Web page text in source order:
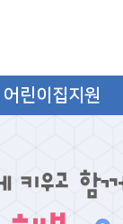
어린이집지원